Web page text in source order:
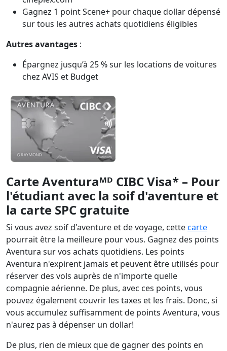
Gagnez 1 point Scene+ pour chaque dollar dépensé
sur tous les autres achats quotidiens éligibles
Autres avantages :
Épargnez jusqu’à 25 % sur les locations de voitures
chez AVIS et Budget
Carte Aventuraᴹᴰ CIBC Visa* – Pour
l'étudiant avec la soif d'aventure et
la carte SPC gratuite
Si vous avez soif d'aventure et de voyage, cettecarte
pourrait être la meilleure pour vous. Gagnez des points
Aventura sur vos achats quotidiens. Les points
Aventura n'expirent jamais et peuvent être utilisés pour
réserver des vols auprès de n'importe quelle
compagnie aérienne. De plus, avec ces points, vous
pouvez également couvrir les taxes et les frais. Donc, si
vous accumulez suffisamment de points Aventura, vous
n'aurez pas à dépenser un dollar!
De plus, rien de mieux que de gagner des points en